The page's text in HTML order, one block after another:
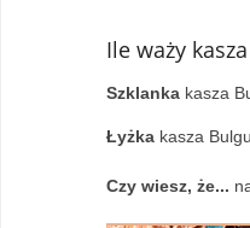
Wczytywanie
Ile waży
Szklanka kasza
Łyżka kasza
Czy wiesz, że...